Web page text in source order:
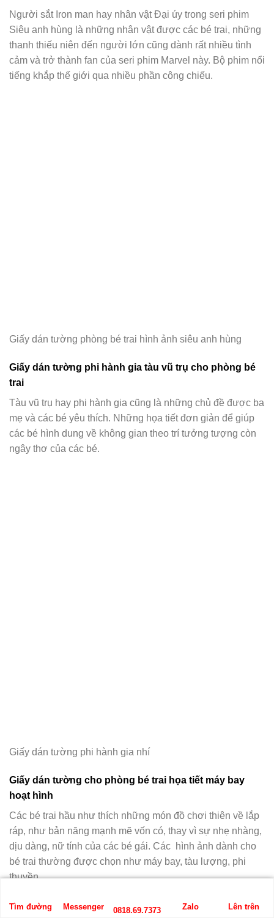
Người sắt Iron man hay nhân vật Đại úy trong seri phim
Siêu anh hùng là những nhân vật được các bé trai, những
thanh thiếu niên đến người lớn cũng dành rất nhiều tình
cảm và trở thành fan của seri phim Marvel này. Bộ phim nổi
tiếng khắp thế giới qua nhiều phần công chiếu.
Giấy dán tường phòng bé trai hình ảnh siêu anh hùng
Giấy dán tường phi hành gia tàu vũ trụ cho phòng bé
trai
Tàu vũ trụ hay phi hành gia cũng là những chủ đề được ba
mẹ và các bé yêu thích. Những họa tiết đơn giản để giúp
các bé hình dung về không gian theo trí tưởng tượng còn
ngây thơ của các bé.
Giấy dán tường phi hành gia nhí
Giấy dán tường cho phòng bé trai họa tiết máy bay
hoạt hình
Các bé trai hầu như thích những món đồ chơi thiên về lắp
ráp, như bản năng mạnh mẽ vốn có, thay vì sự nhẹ nhàng,
dịu dàng, nữ tính của các bé gái. Các hình ảnh dành cho
bé trai thường được chọn như máy bay, tàu lượng, phi
thuyền,….
Tìm đường Messenger 0818.69.7373 Zalo Lên trên